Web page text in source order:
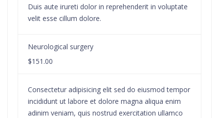
Duis aute irureti dolor in reprehenderit in voluptate
velit esse cillum dolore.
Neurological surgery
$151.00
Consectetur adipisicing elit sed do eiusmod tempor
incididunt ut labore et dolore magna aliqua enim
adinim veniam, quis nostrud exercitation ullamco